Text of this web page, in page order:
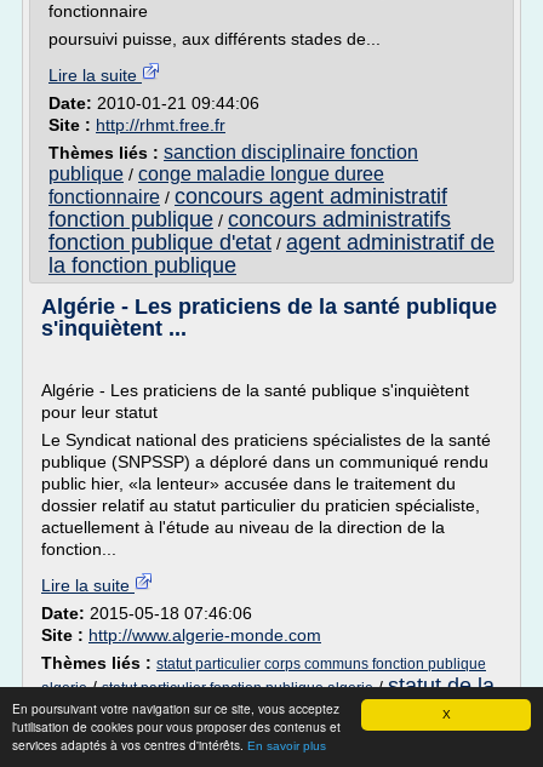
X
En poursuivant votre navigation sur ce site, vous acceptez
l'utilisation de cookies pour vous proposer des contenus et
services adaptés à vos centres d'intérêts. En savoir plus
fonctionnaire
poursuivi puisse, aux différents stades de...
Lire la suite
Date: 2010-01-21 09:44:06
Site : http://rhmt.free.fr
Thèmes liés : sanction disciplinaire fonction
publique / conge maladie longue duree
fonctionnaire / concours agent administratif
fonction publique / concours administratifs
fonction publique d'etat / agent administratif de
la fonction publique
Algérie - Les praticiens de la santé publique
s'inquiètent ...
Algérie - Les praticiens de la santé publique s'inquiètent
pour leur statut
Le Syndicat national des praticiens spécialistes de la santé
publique (SNPSSP) a déploré dans un communiqué rendu
public hier, «la lenteur» accusée dans le traitement du
dossier relatif au statut particulier du praticien spécialiste,
actuellement à l'étude au niveau de la direction de la
fonction...
Lire la suite
Date: 2015-05-18 07:46:06
Site : http://www.algerie-monde.com
Thèmes liés : statut particulier corps communs fonction publique
algerie/statut particulier fonction publique algerie/statut de la
fonction publique d etat/statut particulier de la
fonction publique/statut de la fonction publique en algerie